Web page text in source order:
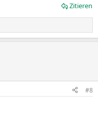
Zitieren
#8